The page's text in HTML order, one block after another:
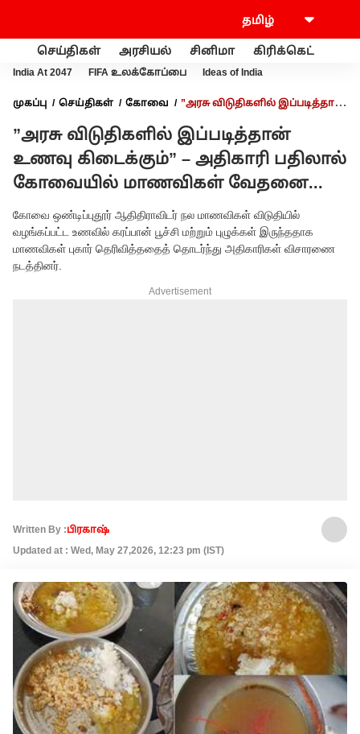
செய்திகள் அரசியல் சினிமா கிரிக்கெட்
India At 2047 FIFA உலக்கோப்பை Ideas of India
முகப்பு செய்திகள் கோவை
”அரசு விடுதிகளில் இப்படித்தான்
வேதனை...
”அரசு விடுதிகளில் இப்படித்தான்
உணவு கிடைக்கும்” – அதிகாரி பதிலால்
கோவையில் மாணவிகள் வேதனை...
கோவை ஒண்டிப்புதூர் ஆதிதிராவிடர் நல மாணவிகள் விடுதியில்
வழங்கப்பட்ட உணவில் கரப்பான் பூச்சி மற்றும் புழுக்கள் இருந்ததாக
மாணவிகள் புகார் தெரிவித்ததைத் தொடர்ந்து அதிகாரிகள் விசாரணை
நடத்தினர்.
Advertisement
Written By :பிரகாஷ்
Updated at : Wed, May 27,2026, 12:23 pm (IST)